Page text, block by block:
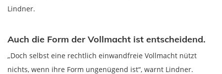
Lindner.
Auch die Form der Vollmacht ist entscheidend.
„Doch selbst eine rechtlich einwandfreie Vollmacht nützt
nichts, wenn ihre Form ungenügend ist“, warnt Lindner.